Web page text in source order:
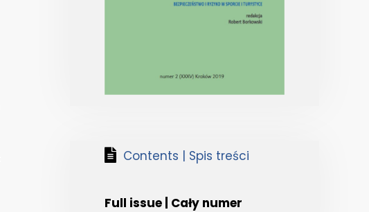
Contents | Spis treści
Full issue | Cały numer